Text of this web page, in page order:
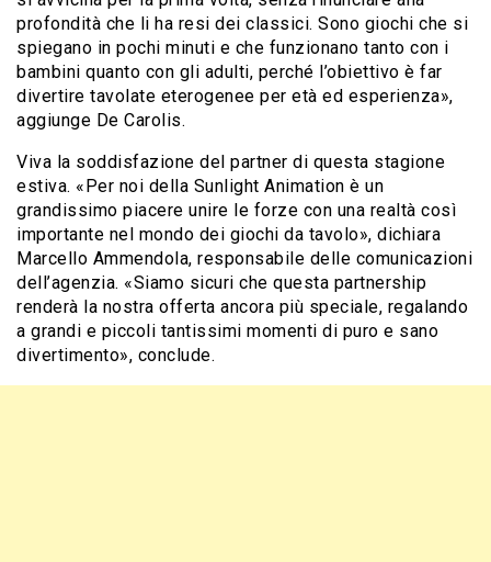
profondità che li ha resi dei classici. Sono giochi che si
spiegano in pochi minuti e che funzionano tanto con i
bambini quanto con gli adulti, perché l’obiettivo è far
divertire tavolate eterogenee per età ed esperienza»,
aggiunge De Carolis.
Viva la soddisfazione del partner di questa stagione
estiva. «Per noi della Sunlight Animation è un
grandissimo piacere unire le forze con una realtà così
importante nel mondo dei giochi da tavolo», dichiara
Marcello Ammendola, responsabile delle comunicazioni
dell’agenzia. «Siamo sicuri che questa partnership
renderà la nostra offerta ancora più speciale, regalando
a grandi e piccoli tantissimi momenti di puro e sano
divertimento», conclude.